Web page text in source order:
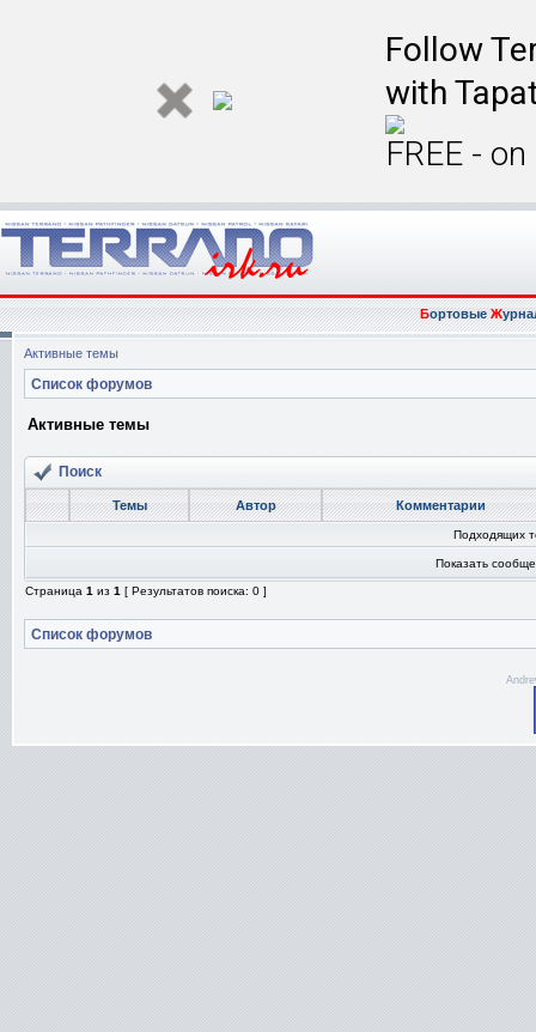
Follow
with
FREE -
БортовыеЖ
Активные темы
Список форумов
Активные темы
Поиск
Темы Автор Комментарии
Подходящих
Показать
Страница 1 из 1 [ Результатов поиска: 0 ]
Список форумов